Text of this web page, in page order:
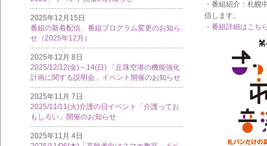
2025年12月15日
番組の新着配信、番組プログラム変更のお知ら
せ（2025年12月）
2025年12月 8日
2025/12/12(金)～14(日) 「丘珠空港の機能強化
計画に関する説明会」イベント開催のお知らせ
2025年11月 7日
2025/11/11(火)介護の日イベント「介護ってお
もしろい」開催のお知らせ
2025年11月 4日
・番組紹介：札幌
信します。
・ 番組詳細はこち